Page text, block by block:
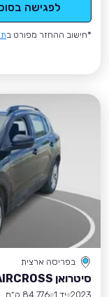
לפגישה
*חישוב ההחזר מפורט ב
בפריסה ארצית
סיטרואן C5 AIRCROSS
2023 יד 1
84,776 ק״מ